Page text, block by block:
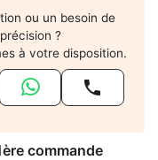
ou un besoin de
précision ?
à votre disposition.

commande